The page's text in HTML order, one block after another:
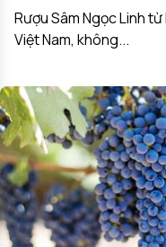
Rượu Sâm Ngọc Linh
Việt Nam, không...